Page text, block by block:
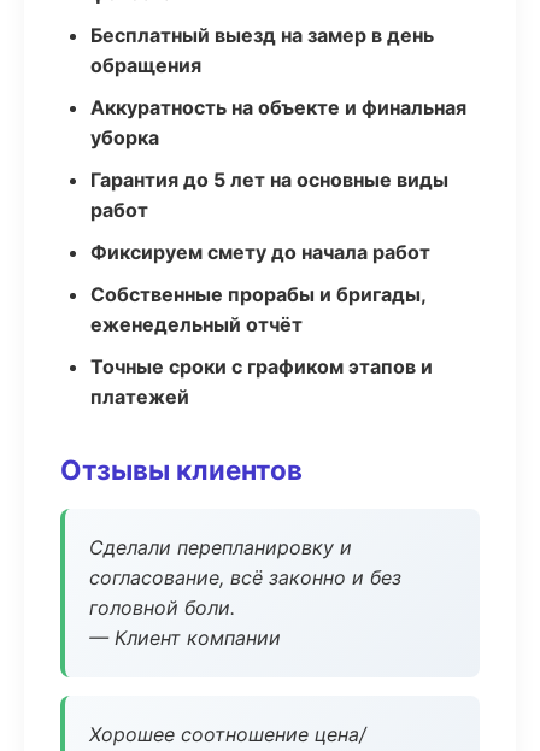
Бесплатный выезд на замер в день
обращения
Аккуратность на объекте и финальная
уборка
Гарантия до 5 лет на основные виды
работ
Фиксируем смету до начала работ
Собственные прорабы и бригады,
еженедельный отчёт
Точные сроки с графиком этапов и
платежей
Отзывы клиентов
Сделали перепланировку и
согласование, всё законно и без
головной боли.
— Клиент компании
Хорошее соотношение цена/